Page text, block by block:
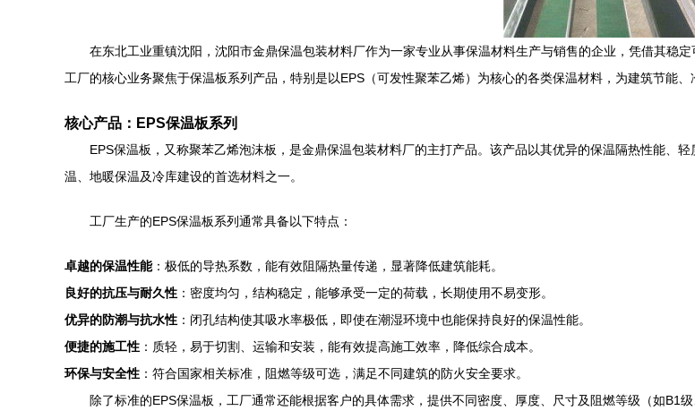
在东北工业重镇沈阳，沈阳市金鼎保温包装材料厂作为一家专业从事保温材料生产与销售的企业，凭借其稳
工厂的核心业务聚焦于保温板系列产品，特别是以EPS（可发性聚苯乙烯）为核心的各类保温材料，为建筑节能
核心产品：EPS保温板系列
EPS保温板，又称聚苯乙烯泡沫板，是金鼎保温包装材料厂的主打产品。该产品以其优异的保温隔热性能、
温、地暖保温及冷库建设的首选材料之一。
工厂生产的EPS保温板系列通常具备以下特点：
卓越的保温性能：极低的导热系数，能有效阻隔热量传递，显著降低建筑能耗。
良好的抗压与耐久性 ：密度均匀，结构稳定，能够承受一定的荷载，长期使用不易变形。
优异的防潮与抗水性 ：闭孔结构使其吸水率极低，即使在潮湿环境中也能保持良好的保温性能。
便捷的施工性 ：质轻，易于切割、运输和安装，能有效提高施工效率，降低综合成本。
环保与安全性 ：符合国家相关标准，阻燃等级可选，满足不同建筑的防火安全要求。
除了标准的EPS保温板，工厂通常还能根据客户的具体需求，提供不同密度、厚度、尺寸及阻燃等级（如B1